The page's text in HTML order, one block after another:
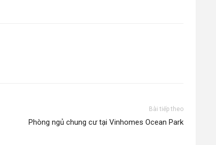
Bài tiếp theo
Phòng ngủ chung cư tại Vinhomes Ocean Park